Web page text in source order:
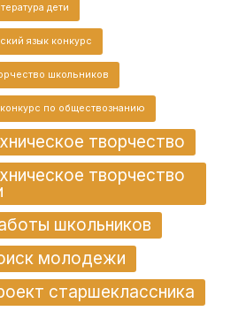
дети
язык конкурс
школьников
по обществознанию
творчество
творчество
школьников
молодежи
старшеклассника